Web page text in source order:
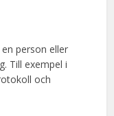
person eller
Till exempel i
och